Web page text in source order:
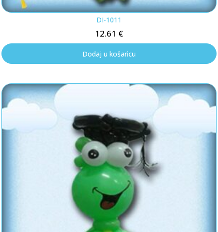
DI-1011
12.61 €
Dodaj u košaricu